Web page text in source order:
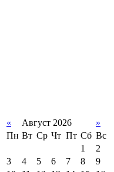
« Август 2026
»
Пн Вт Ср Чт Пт Сб Вс
1
2
3
4 5 6 7 8
9